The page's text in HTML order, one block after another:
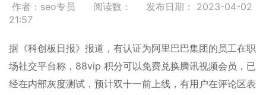
作者：seo专员 阅读数： 发布日期： 2023-04-02
21:57
据《科创板日报》报道，有认证为阿里巴巴集团的员工在职
场社交平台称，88vip 积分可以免费兑换腾讯视频会员，已
经在内部灰度测试，预计双十一前上线，有用户在评论区表